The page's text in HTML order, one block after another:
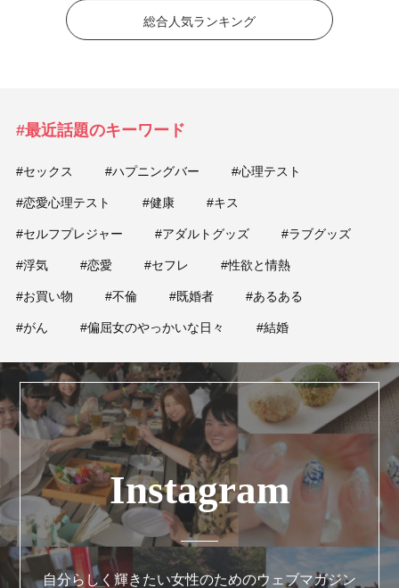
総合人気ランキング
#最近話題のキーワード
#セックス #ハプニングバー #心理テスト
#恋愛心理テスト #健康 #キス
#セルフプレジャー #アダルトグッズ #ラブグッズ
#浮気 #恋愛 #セフレ #性欲と情熱
#お買い物 #不倫 #既婚者 #あるある
#がん #偏屈女のやっかいな日々 #結婚
Instagram
自分らしく輝きたい女性のためのウェブマガジン